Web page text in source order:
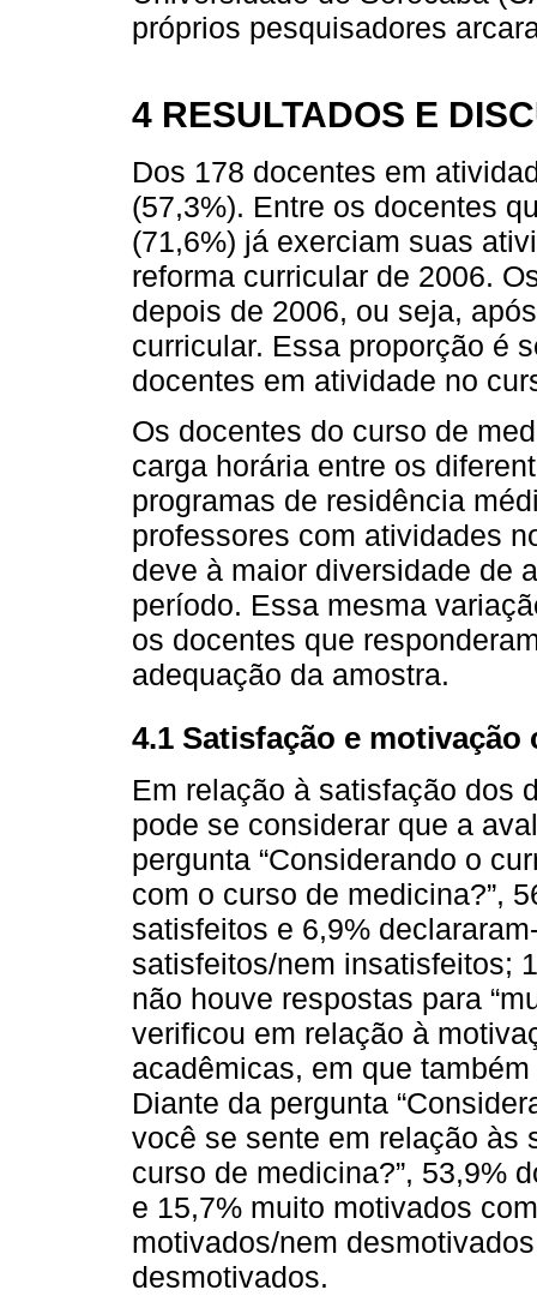
próprios pesquisadores
4 RESULTADOS E
Dos 178 docentes em
(57,3%). Entre os docentes
(71,6%) já exerciam suas
reforma curricular de 2006.
depois de 2006, ou seja,
curricular. Essa proporção é
docentes em atividade no
Os docentes do curso de
carga horária entre os
programas de residência
professores com atividades
deve à maior diversidade de
período. Essa mesma
os docentes que
adequação da amostra.
4.1 Satisfação e
Em relação à satisfação dos
pode se considerar que a
pergunta “Considerando o
com o curso de medicina?”,
satisfeitos e 6,9%
satisfeitos/nem insatisfeitos;
não houve respostas para
verificou em relação à
acadêmicas, em que
Diante da pergunta
você se sente em relação às
curso de medicina?”, 53,9%
e 15,7% muito motivados
motivados/nem
desmotivados.